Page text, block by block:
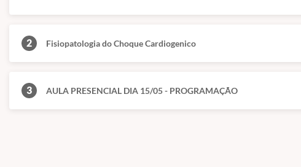
2 Fisiopatologia do Choque Cardiogenico
3 AULA PRESENCIAL DIA 15/05 - PROGRAMAÇÃO